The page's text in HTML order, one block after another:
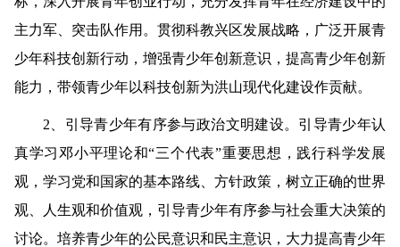
主力军、突击队作用。贯彻科教兴区发展战略，广泛开展青
少年科技创新行动，增强青少年创新意识，提高青少年创新
能力，带领青少年以科技创新为洪山现代化建设作贡献。
2 、引导青少年有序参与政治文明建设。 引导青少年认
真学习邓小平理论和“三个代表”重要思想，践行科学发展
观，学习党和国家的基本路线、方针政策，树立正确的世界
观、人生观和价值观，引导青少年有序参与社会重大决策的
讨论。培养青少年的公民意识和民主意识，大力提高青少年